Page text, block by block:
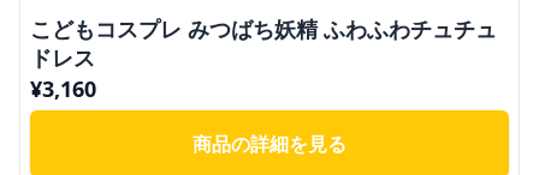
こどもコスプレ みつばち妖精 ふわふわチュチュ
ドレス
¥3,160
商品の詳細を見る